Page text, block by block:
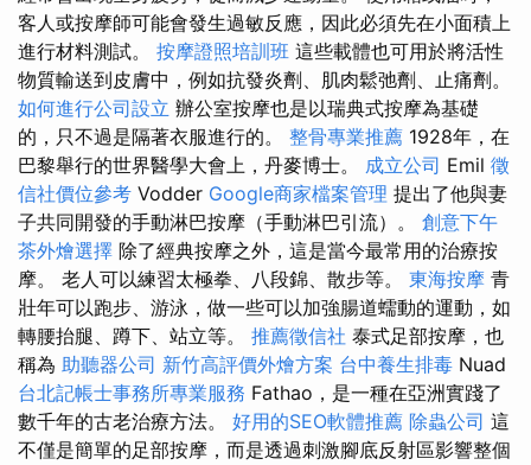
客人或按摩師可能會發生過敏反應，因此必須先在小面積上
進行材料測試。 按摩證照培訓班 這些載體也可用於將活性
物質輸送到皮膚中，例如抗發炎劑、肌肉鬆弛劑、止痛劑。
如何進行公司設立 辦公室按摩也是以瑞典式按摩為基礎
的，只不過是隔著衣服進行的。 整骨專業推薦 1928年，在
巴黎舉行的世界醫學大會上，丹麥博士。 成立公司 Emil 徵
信社價位參考 Vodder Google商家檔案管理 提出了他與妻
子共同開發的手動淋巴按摩（手動淋巴引流）。 創意下午
茶外燴選擇 除了經典按摩之外，這是當今最常用的治療按
摩。 老人可以練習太極拳、八段錦、散步等。 東海按摩 青
壯年可以跑步、游泳，做一些可以加強腸道蠕動的運動，如
轉腰抬腿、蹲下、站立等。 推薦徵信社 泰式足部按摩，也
稱為 助聽器公司 新竹高評價外燴方案 台中養生排毒 Nuad
台北記帳士事務所專業服務 Fathao，是一種在亞洲實踐了
數千年的古老治療方法。 好用的SEO軟體推薦 除蟲公司 這
不僅是簡單的足部按摩，而是透過刺激腳底反射區影響整個